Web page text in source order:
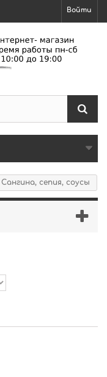
Войти
Сангина, сепия, соусы